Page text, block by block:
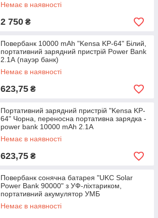
Немає в наявності
2 750 ₴
Повербанк 10000 mAh "Kensa KP-64" Білий,
портативний зарядний пристрій Power Bank
2.1А (пауэр банк)
Немає в наявності
623,75 ₴
Портативний зарядний пристрій "Kensa KP-
64" Чорна, переносна портативна зарядка -
power bank 10000 mAh 2.1А
Немає в наявності
623,75 ₴
Повербанк сонячна батарея "UKC Solar
Power Bank 90000" з УФ-ліхтариком,
портативний акумулятор УМБ
Немає в наявності